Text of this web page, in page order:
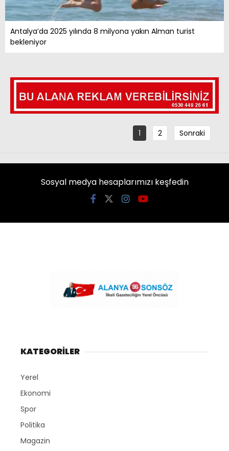
Antalya’da 2025 yılında 8 milyona yakın Alman turist
bekleniyor
1 2 Sonraki
Sosyal medya hesaplarımızı keşfedin
KATEGORİLER
Yerel
Ekonomi
Spor
Politika
Magazin